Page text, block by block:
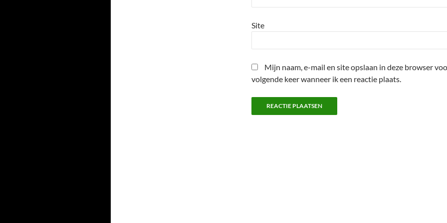
Site
Mijn naam, e-mail en site opslaan in deze browser
volgende keer wanneer ik een reactie plaats.